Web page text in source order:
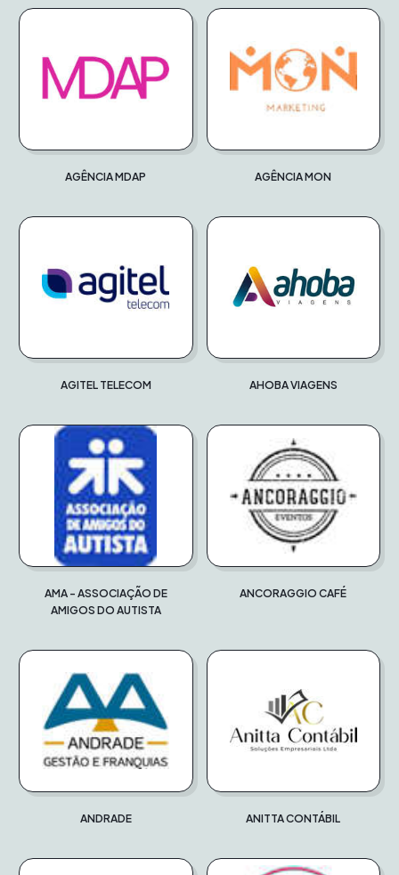
AGÊNCIA MDAP AGÊNCIA MON
AGITEL TELECOM AHOBA VIAGENS
AMA - ASSOCIAÇÃO DE
AMIGOS DO AUTISTA
ANCORAGGIO CAFÉ
ANDRADE ANITTA CONTÁBIL